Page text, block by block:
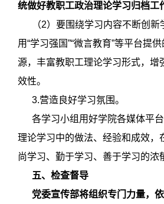
统做好教职工政治理论学习归档工
（2）要围绕学习内容不断创新
用“学习强国”“微言教育”等平台提
源，丰富教职工理论学习形式，增
效性。
3.营造良好学习氛围。
各学习小组用好学院各媒体平
理论学习中的做法、经验和成效，
尚学习、勤于学习、善于学习的浓
五、检查督导
党委宣传部将组织专门力量，